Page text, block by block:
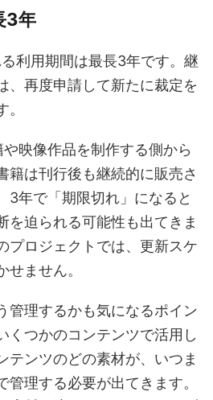
3年
利用期間は最長3年です。継
、再度申請して新たに裁定を
映像作品を制作する側から
籍は刊行後も継続的に販売さ
3年で「期限切れ」になると
を迫られる可能性も出てきま
プロジェクトでは、更新スケ
せません。
管理するかも気になるポイン
くつかのコンテンツで活用し
テンツのどの素材が、いつま
管理する必要が出てきます。